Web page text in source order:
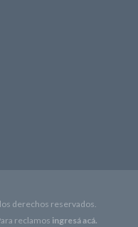
derechos reservados.
reclamos ingresá acá.